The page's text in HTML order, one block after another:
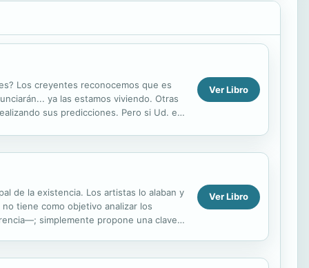
Los creyentes reconocemos que es
ya las estamos viviendo. Otras
sus predicciones. Pero si Ud. es
Ver Libro
de la existencia. Los artistas lo alaban y
tiene como objetivo analizar los
simplemente propone una clave
Ver Libro